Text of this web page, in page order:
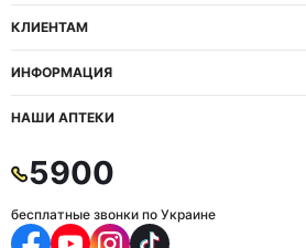
КЛИЕНТАМ
ИНФОРМАЦИЯ
НАШИ АПТЕКИ
5900
бесплатные звонки по Украине